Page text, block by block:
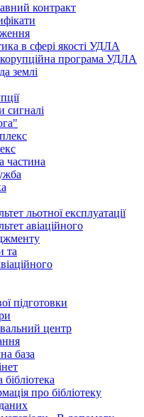
контракт
в сфері якості УДЛА
програма УДЛА
землі
сигналі
частина
льотної експлуатації
авіаційного
та
підготовки
центр
база
про бібліотеку